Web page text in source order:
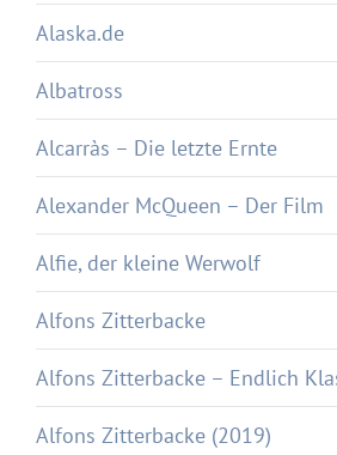
Alaska.de
Albatross
Alcarràs – Die letzte Ernte
Alexander McQueen – Der Film
Alfie, der kleine Werwolf
Alfons Zitterbacke
Alfons Zitterbacke – Endlich
Alfons Zitterbacke (2019)